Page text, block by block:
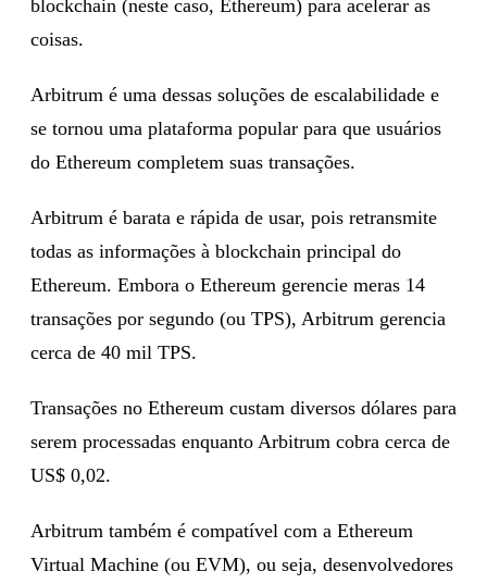
blockchain (neste caso, Ethereum) para acelerar as
coisas.
Arbitrum é uma dessas soluções de escalabilidade e
se tornou uma plataforma popular para que usuários
do Ethereum completem suas transações.
Arbitrum é barata e rápida de usar, pois retransmite
todas as informações à blockchain principal do
Ethereum. Embora o Ethereum gerencie meras 14
transações por segundo (ou TPS), Arbitrum gerencia
cerca de 40 mil TPS.
Transações no Ethereum custam diversos dólares para
serem processadas enquanto Arbitrum cobra cerca de
US$ 0,02.
Arbitrum também é compatível com a Ethereum
Virtual Machine (ou EVM), ou seja, desenvolvedores